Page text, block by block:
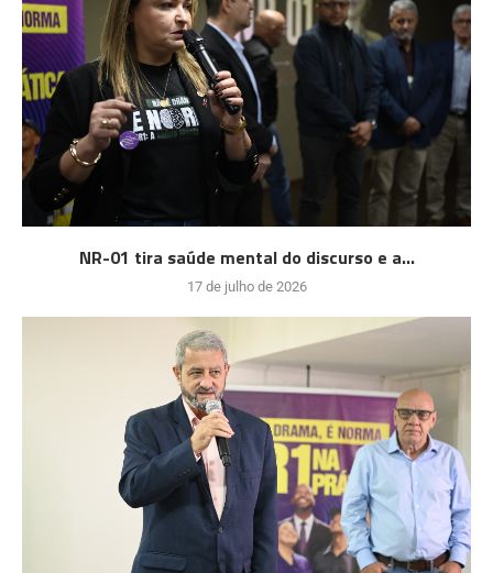
NR-01 tira saúde mental do discurso e a...
17 de julho de 2026